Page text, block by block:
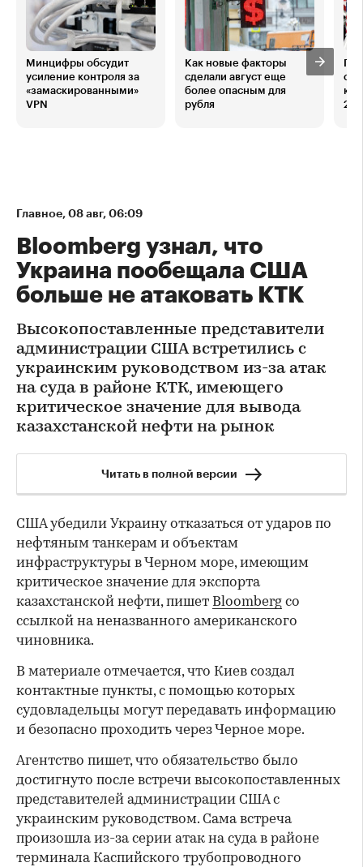
Минцифры обсудит
усиление контроля за
«замаскированными»
VPN
Как новые факторы
сделали август еще
более опасным для
рубля
28